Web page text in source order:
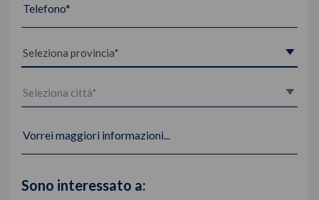
Telefono*
Vorrei maggiori informazioni...
Sono interessato a: